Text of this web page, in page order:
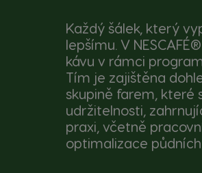
Každý šálek, který
lepšímu. V
kávu v rámci
Tím je zajištěna
skupině farem, které
udržitelnosti,
praxi, včetně
optimalizace půdních